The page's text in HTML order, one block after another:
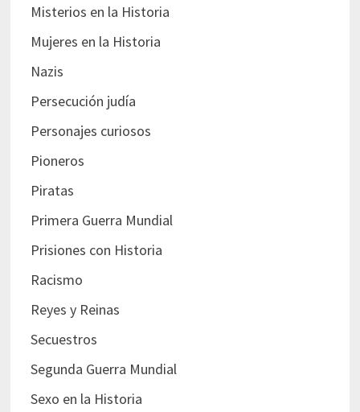
Misterios en la Historia
Mujeres en la Historia
Nazis
Persecución judía
Personajes curiosos
Pioneros
Piratas
Primera Guerra Mundial
Prisiones con Historia
Racismo
Reyes y Reinas
Secuestros
Segunda Guerra Mundial
Sexo en la Historia